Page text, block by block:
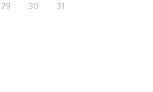
29 30 31